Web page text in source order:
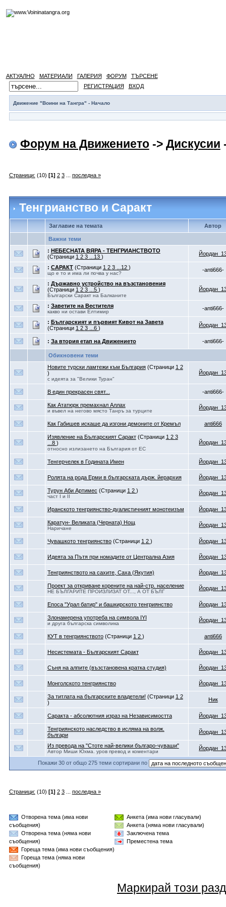
АКТУАЛНО МАТЕРИАЛИ ГАЛЕРИЯ ФОРУМ
ТЪРСЕНЕ
РЕГИСТРАЦИЯ
ВХОД
Движение "Воини на Тангра" - Начало
Форум на Движението-> Дискусии
Страници: (10) [1] 2 3... последна »
Тенгрианство и Саракт
Заглавие на темата Автор
Важни теми
: НЕБЕСНАТА ВЯРА - ТЕНГРИАНСТВОТО
(Страници 1 2 3 ...13 )
: САРАКТ (Страници 1 2 3 ...12 )
що е то и има ли почва у нас?
-anti666-
: Държавно устройство на възстановения
(Страници 1 2 3 ...5 )
Български Саракт на Балканите
: Заветите на Вестителя
какво ни остави Елтимир
-anti666-
: Българският и първият Кивот на Завета
(Страници 1 2 3 ...6 )
: За втория етап на Движението -anti666-
Обикновени теми
Новите турски ламтежи към България (Страници 1 2
)
с идеята за "Велики Туран"
В един прекрасен свят... -anti666-
Как Ататюрк премахнал Аллах
и въвел на негово място Танръ за турците
Как Габишев искаше да изгони демоните от Кремъл anti666
Изявление на Българският Саракт (Страници 1 2 3
...8 )
относно излизането на България от ЕС
Тенгерчелек в Годината Имен
Ролята на рода Ерми в българската държ. йерархия
Турун Аби Артимес (Страници 1 2 )
част I и II
Иранското тенгриянство-дуалистичният монотеизъм
Каратун- Великата (Черната) Нощ
Наричане
Чувашкото тенгриянство (Страници 1 2 )
Идеята за Пътя при номадите от Централна Азия
Тенгриянството на сахите, Саха (Якутия)
Проект за откриване корените на най-стр. население
НЕ БЪЛГАРИТЕ ПРОИЗЛИЗАТ ОТ..., А ОТ БЪЛГ
Епоса "Урал батир" и башкирското тенгриянство
Злонамерена употреба на символа IYI
и друга българска символика
КУТ в тенгриянството (Страници 1 2 ) anti666
Несистемата - Българският Саракт
Съня на алпите (възстановена кратка студия)
Монголското тенгриянство
За титлата на българските владетели! (Страници 1 2
)
Ник
Саракта - абсолютния израз на Независимостта
Тенгриянското наследство в исляма на волж.
българи
Из превода на "Стоте най-велики българо-чуваши"
Автор Миши Юхма. уров превод и коментари
Покажи 30 от общо 275 теми сортирани по
Страници: (10) [1] 2 3... последна »
Отворена тема (има нови
съобщения)
Отворена тема (няма нови
съобщения)
Гореща тема (има нови съобщения)
Гореща тема (няма нови
съобщения)
Анкета (има нови гласували)
Анкета (няма нови гласували)
Заключена тема
Преместена тема
Маркирай този